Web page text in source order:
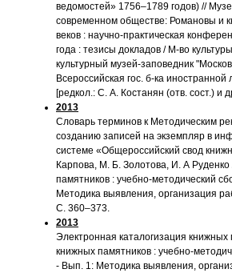
ведомостей» 1756–1789 годов) //
современном обществе: Романовы и
веков : научно-практическая
года : тезисы докладов / М-во
культурный музей-заповедник
Всероссийская гос. б-ка
[редкол.: С. А. Костанян (отв. сост.) и
2013
Словарь терминов к Методическим
созданию записей на экземпляр в
системе «Общероссийский свод
Карпова, М. Б. Золотова, И. А
памятников : учебно-методический
Методика выявления, организация
С. 360–373.
2013
Электронная каталогизация
книжных памятников : учебно-
- Вып. 1: Методика выявления,